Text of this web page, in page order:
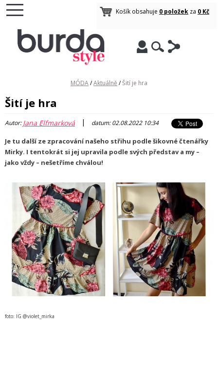
Košík obsahuje 0 položek za 0 Kč
MÓDA/Aktuálně /Šití je hra
Šití je hra
Autor:Jana Elfmarková | datum: 02.08.2022 10:34
Je tu další ze zpracování našeho střihu podle šikovné čtenářky
Mirky. I tentokrát si jej upravila podle svých představ a my –
jako vždy – nešetříme chválou!
foto: IG @violet_mirka